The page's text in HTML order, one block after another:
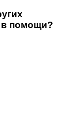
в помощи?